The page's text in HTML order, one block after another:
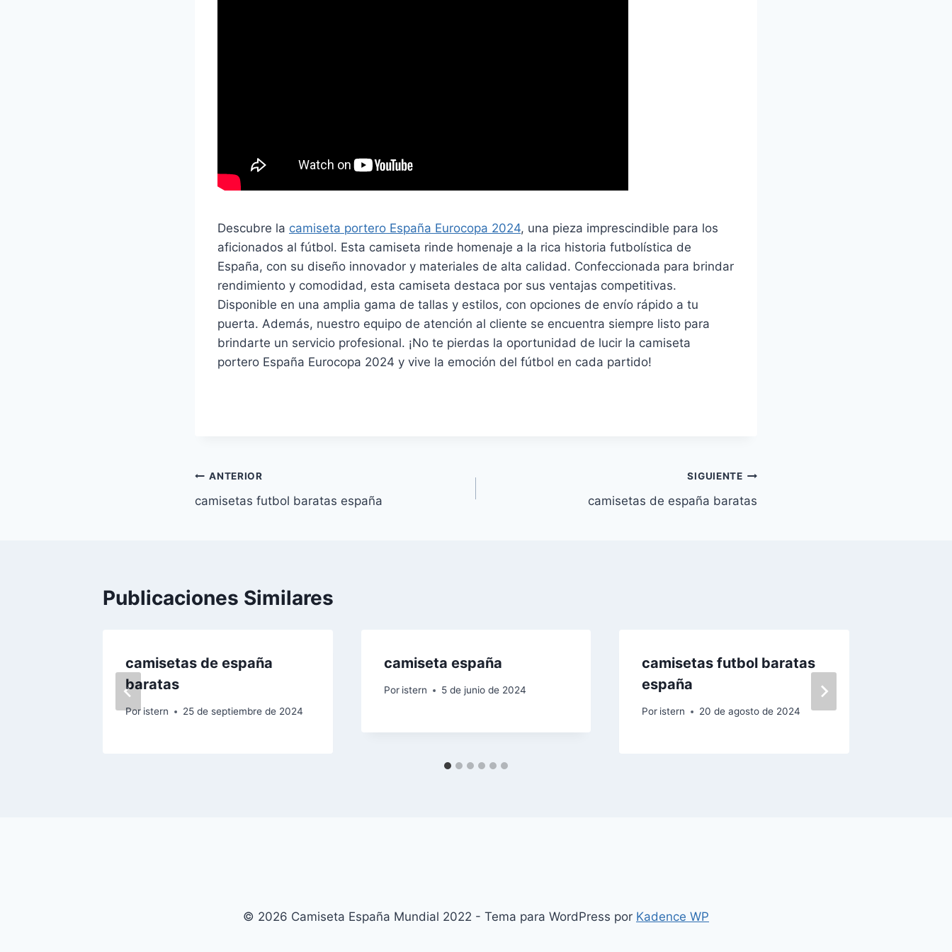
Descubre la camiseta portero España Eurocopa 2024, una pieza imprescindible para los
aficionados al fútbol. Esta camiseta rinde homenaje a la rica historia futbolística de
España, con su diseño innovador y materiales de alta calidad. Confeccionada para brindar
rendimiento y comodidad, esta camiseta destaca por sus ventajas competitivas.
Disponible en una amplia gama de tallas y estilos, con opciones de envío rápido a tu
puerta. Además, nuestro equipo de atención al cliente se encuentra siempre listo para
brindarte un servicio profesional. ¡No te pierdas la oportunidad de lucir la camiseta
portero España Eurocopa 2024 y vive la emoción del fútbol en cada partido!
Navegación
de
ANTERIOR
camisetas futbol baratas españa
SIGUIENTE
camisetas de españa baratas
Publicaciones Similares
camisetas de españa
baratas
Por istern 25 de septiembre de 2024
camiseta españa
Por istern 5 de junio de 2024
camisetas futbol baratas
españa
Por istern 20 de agosto de 2024
© 2026 Camiseta España Mundial 2022 - Tema para WordPress por Kadence WP